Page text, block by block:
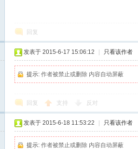
回复
发表于 2015-6-17 15:06:12 只看该作者
提示: 作者被禁止或删除 内容自动屏蔽
回复 支持 反对
发表于 2015-6-18 11:53:22 只看该作者
提示: 作者被禁止或删除 内容自动屏蔽